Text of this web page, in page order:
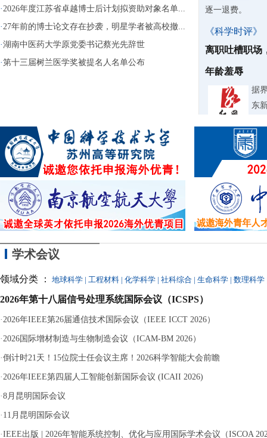
·2026年度江苏省卓越博士后计划拟资助对象名单...
·27年前的博士论文存在抄袭，明星学者被高校撤...
·湖南中医药大学原党委书记蔡光先辞世
·第十三届树兰医学奖被提名人名单公布
逐一退费。
《科学时评》
离职吐槽职场
年龄羞辱
据
东
《科学时评》
微过重罚要
议
离
分钟等十余次“
严重违纪、单方
学术会议
领域分类 ： 地球科学 | 工程材料 | 化学科学 | 社科综合 | 生命科学 | 数理科学
2026年第十八届信号处理系统国际会议（ICSPS）
·2026年IEEE第26届通信技术国际会议（IEEE ICCT 2026）
·2026国际增材制造与生物制造会议（ICAM-BM 2026）
·倒计时21天！15位院士任会议主席！2026科学智能大会前瞻
·2026年IEEE第四届人工智能创新国际会议 (ICAII 2026)
·8月昆明国际会议
· 11月昆明国际会议
·IEEE出版 | 2026年智能系统控制、优化与应用国际学术会议（ISCOA